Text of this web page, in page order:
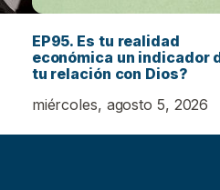
EP95. Es tu realidad
económica un indicador
tu relación con Dios?
miércoles, agosto 5, 2026